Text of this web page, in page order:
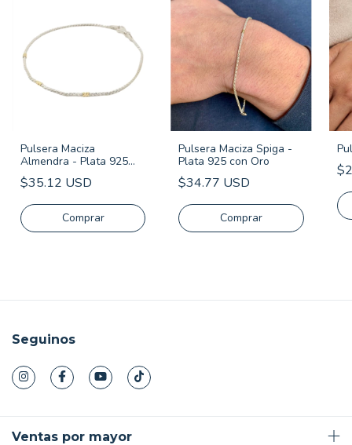
Pulsera Maciza
Almendra - Plata 925
con Oro
$35.12 USD
Comprar
Pulsera Maciza Spiga -
Plata 925 con Oro
$34.77 USD
Comprar
Seguinos
Ventas por mayor